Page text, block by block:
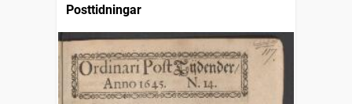
Posttidningar